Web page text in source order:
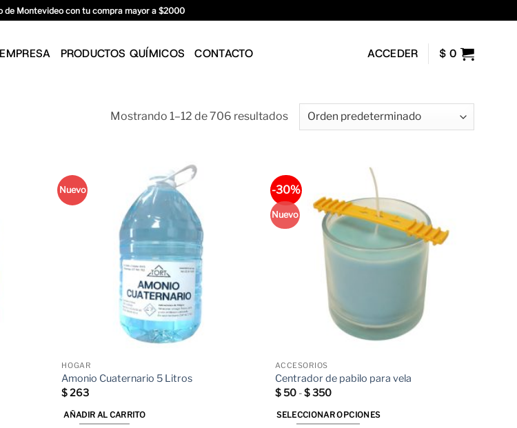
de Montevideo con tu compra mayor a $2000
PRODUCTOS QUÍMICOS CONTACTO ACCEDER $ 0
Mostrando 1–12 de 706 resultados
Nuevo
HOGAR
Amonio Cuaternario 5 Litros
$263
AÑADIR AL CARRITO
-30%
Nuevo
ACCESORIOS
Centrador de pabilo para vela
$50 -$350Rango
precios:
desde
SELECCIONAR OPCIONES